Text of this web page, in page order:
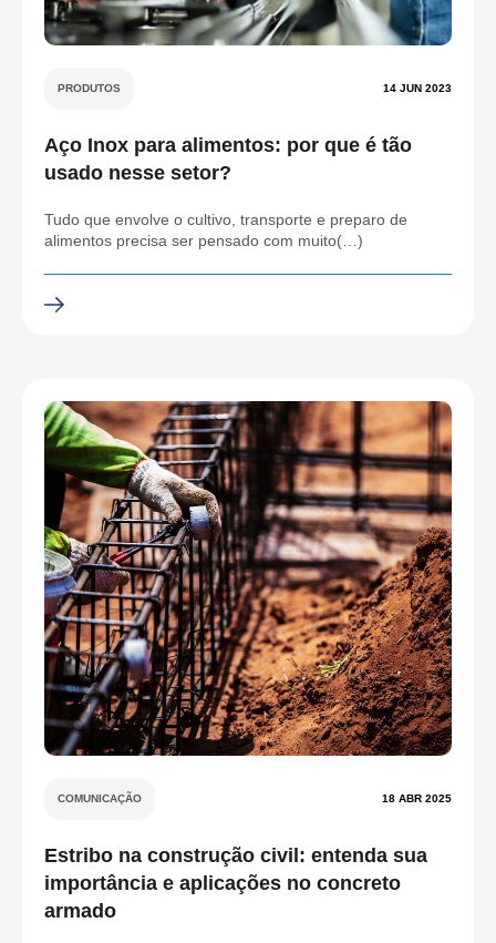
PRODUTOS 14 JUN 2023
Aço Inox para alimentos: por que é tão
usado nesse setor?
Tudo que envolve o cultivo, transporte e preparo de
alimentos precisa ser pensado com muito(…)
COMUNICAÇÃO 18 ABR 2025
Estribo na construção civil: entenda sua
importância e aplicações no concreto
armado